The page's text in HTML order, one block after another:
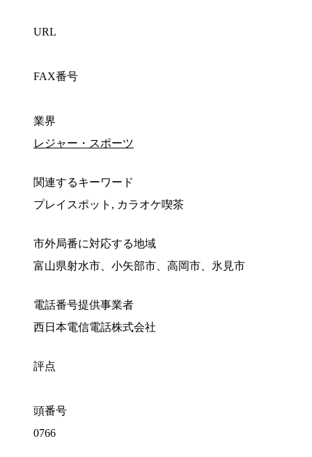
URL
FAX番号
業界
レジャー・スポーツ
関連するキーワード
プレイスポット, カラオケ喫茶
市外局番に対応する地域
富山県射水市、小矢部市、高岡市、氷見市
電話番号提供事業者
西日本電信電話株式会社
評点
頭番号
0766